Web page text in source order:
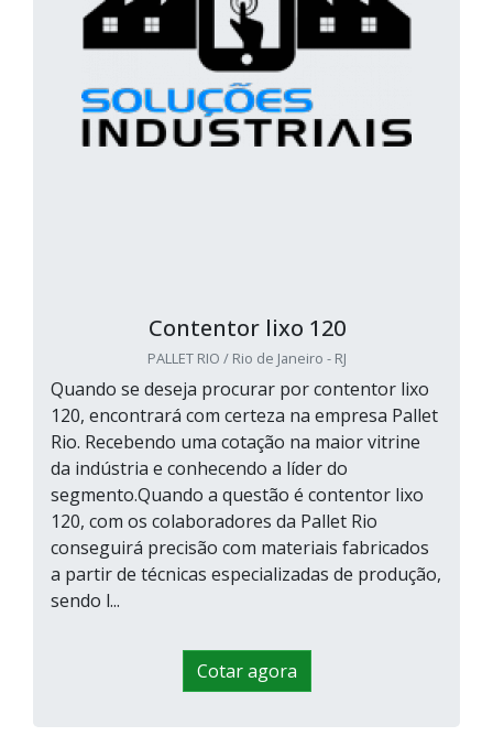
Contentor lixo 120
PALLET RIO / Rio de Janeiro - RJ
Quando se deseja procurar por contentor lixo
120, encontrará com certeza na empresa Pallet
Rio. Recebendo uma cotação na maior vitrine
da indústria e conhecendo a líder do
segmento.Quando a questão é contentor lixo
120, com os colaboradores da Pallet Rio
conseguirá precisão com materiais fabricados
a partir de técnicas especializadas de produção,
sendo l...
Cotar agora